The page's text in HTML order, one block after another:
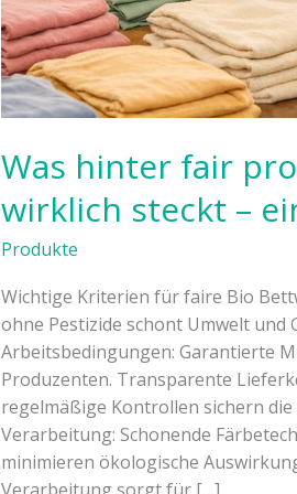
Was hinter fair
wirklich steckt –
Produkte
Wichtige Kriterien für faire Bio
ohne Pestizide schont Umwelt und
Arbeitsbedingungen: Garantierte
Produzenten. Transparente
regelmäßige Kontrollen sichern
Verarbeitung: Schonende
minimieren ökologische